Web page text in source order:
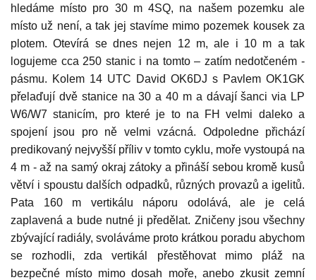
hledáme místo pro 30 m 4SQ, na našem pozemku ale
místo už není, a tak jej stavíme mimo pozemek kousek za
plotem. Otevírá se dnes nejen 12 m, ale i 10 m a tak
logujeme cca 250 stanic i na tomto – zatím nedotčeném -
pásmu. Kolem 14 UTC David OK6DJ s Pavlem OK1GK
přelaďují dvě stanice na 30 a 40 m a dávají šanci via LP
W6/W7 stanicím, pro které je to na FH velmi daleko a
spojení jsou pro ně velmi vzácná. Odpoledne přichází
predikovaný nejvyšší příliv v tomto cyklu, moře vystoupá na
4 m - až na samý okraj zátoky a přináší sebou kromě kusů
větví i spoustu dalších odpadků, různých provazů a igelitů.
Pata 160 m vertikálu náporu odolává, ale je celá
zaplavená a bude nutné ji předělat. Zničeny jsou všechny
zbývající radiály, svoláváme proto krátkou poradu abychom
se rozhodli, zda vertikál přestěhovat mimo pláž na
bezpečné místo mimo dosah moře, anebo zkusit zemní